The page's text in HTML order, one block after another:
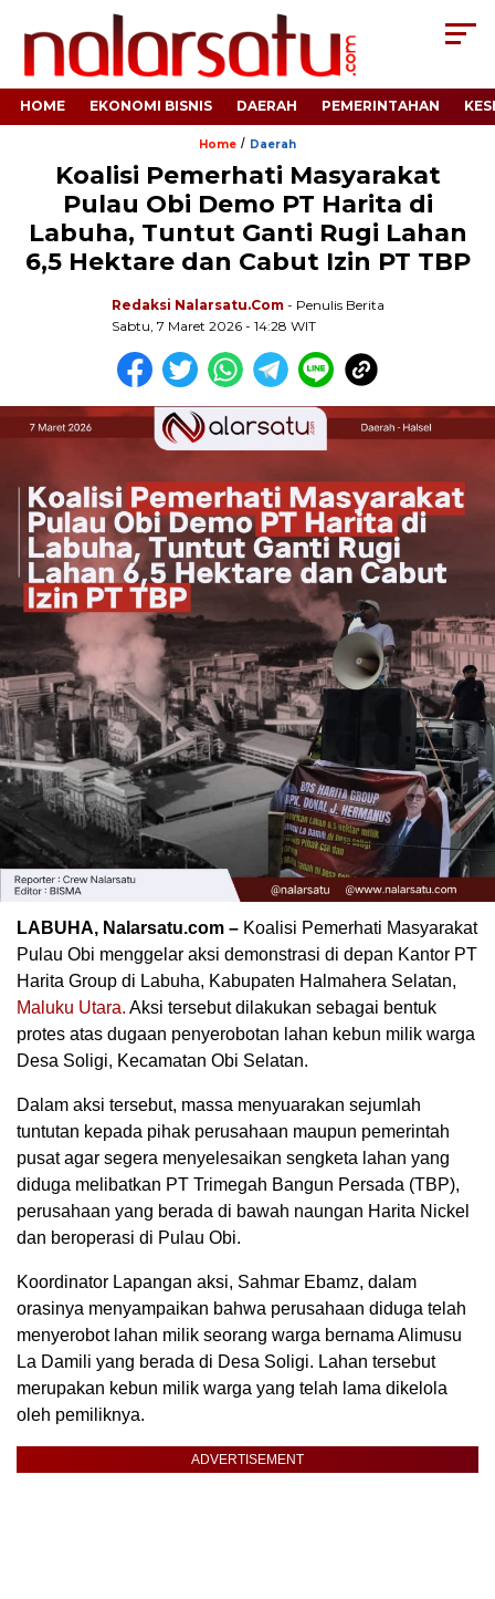
HOME EKONOMI BISNIS DAERAH PEMERINTAHAN
Home / Daerah
Koalisi Pemerhati Masyarakat
Pulau Obi Demo PT Harita di
Labuha, Tuntut Ganti Rugi Lahan
6,5 Hektare dan Cabut Izin PT TBP
Redaksi Nalarsatu.com - Penulis Berita
Sabtu, 7 Maret 2026 - 14:28 WIT
LABUHA, Nalarsatu.com – Koalisi Pemerhati Masyarakat
Pulau Obi menggelar aksi demonstrasi di depan Kantor PT
Harita Group di Labuha, Kabupaten Halmahera Selatan,
Maluku Utara. Aksi tersebut dilakukan sebagai bentuk
protes atas dugaan penyerobotan lahan kebun milik warga
Desa Soligi, Kecamatan Obi Selatan.
Dalam aksi tersebut, massa menyuarakan sejumlah
tuntutan kepada pihak perusahaan maupun pemerintah
pusat agar segera menyelesaikan sengketa lahan yang
diduga melibatkan PT Trimegah Bangun Persada (TBP),
perusahaan yang berada di bawah naungan Harita Nickel
dan beroperasi di Pulau Obi.
Koordinator Lapangan aksi, Sahmar Ebamz, dalam
orasinya menyampaikan bahwa perusahaan diduga telah
menyerobot lahan milik seorang warga bernama Alimusu
La Damili yang berada di Desa Soligi. Lahan tersebut
merupakan kebun milik warga yang telah lama dikelola
oleh pemiliknya.
ADVERTISEMENT